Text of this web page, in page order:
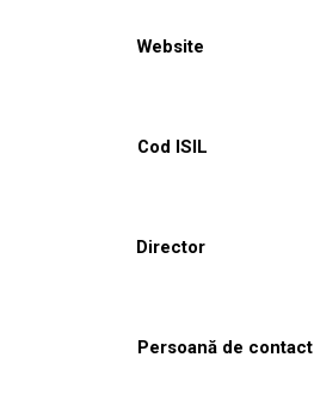
Website
Cod ISIL
Director
Persoană de contact